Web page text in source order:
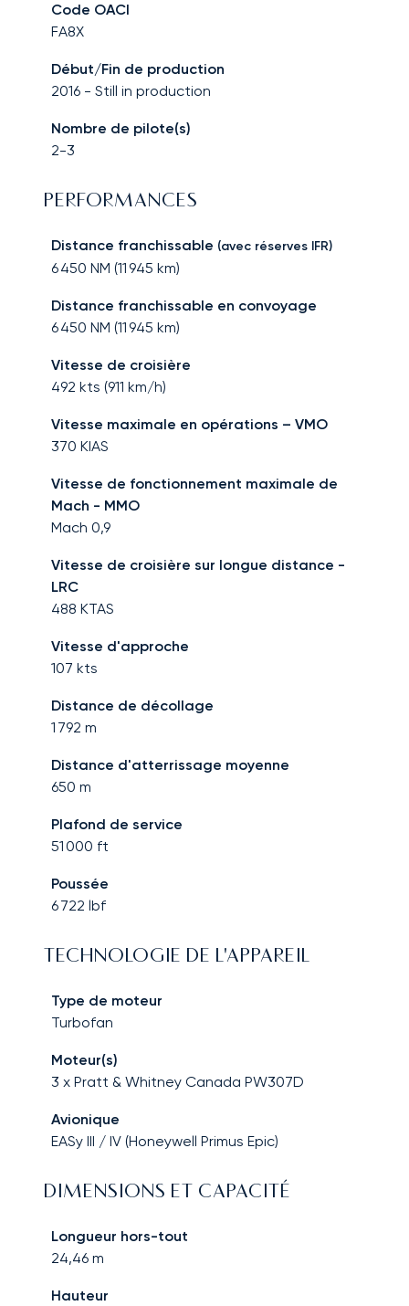
Code OACI
FA8X
Début/Fin de production
2016 - Still in production
Nombre de pilote(s)
2-3
PERFORMANCES
Distance franchissable (avec réserves IFR)
6 450 NM (11 945 km)
Distance franchissable en convoyage
6 450 NM (11 945 km)
Vitesse de croisière
492 kts (911 km/h)
Vitesse maximale en opérations – VMO
370 KIAS
Vitesse de fonctionnement maximale de
Mach - MMO
Mach 0,9
Vitesse de croisière sur longue distance -
LRC
488 KTAS
Vitesse d'approche
107 kts
Distance de décollage
1 792 m
Distance d'atterrissage moyenne
650 m
Plafond de service
51 000 ft
Poussée
6 722 lbf
TECHNOLOGIE DE L'APPAREIL
Type de moteur
Turbofan
Moteur(s)
3 x Pratt & Whitney Canada PW307D
Avionique
EASy III / IV (Honeywell Primus Epic)
DIMENSIONS ET CAPACITÉ
Longueur hors-tout
24,46 m
Hauteur